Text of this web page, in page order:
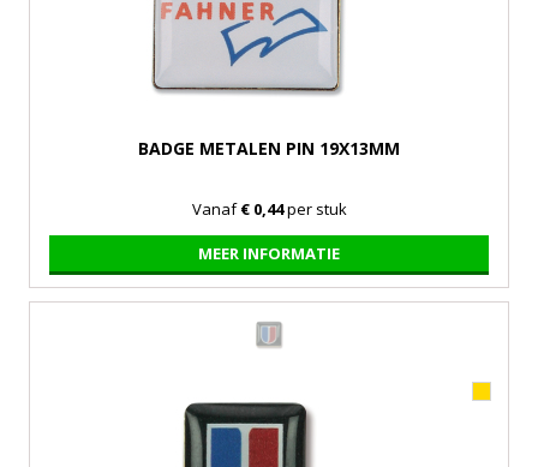
BADGE METALEN PIN 19X13MM
Vanaf€ 0,44per stuk
MEER INFORMATIE